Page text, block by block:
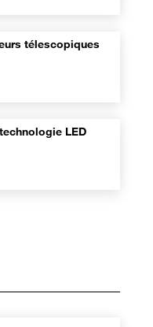
télescopiques
LED